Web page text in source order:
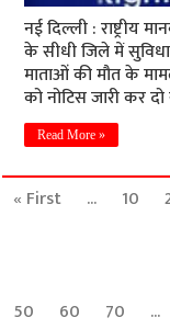
नई दिल्ली : राष्ट्रीय
के सीधी जिले में
माताओं की मौत के
को नोटिस जारी कर
Read More »
« First ... 10
50
60 70 ...